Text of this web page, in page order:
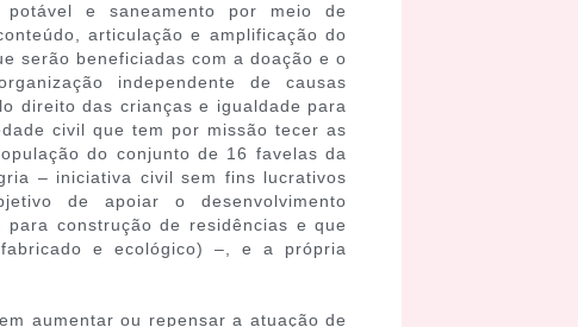
e saneamento por meio de
articulação e amplificação do
serão beneficiadas com a doação e o
independente de causas
direito das crianças e igualdade para
civil que tem por missão tecer as
do conjunto de 16 favelas da
– iniciativa civil sem fins lucrativos
de apoiar o desenvolvimento
construção de residências e que
e ecológico) –, e a própria
aumentar ou repensar a atuação de